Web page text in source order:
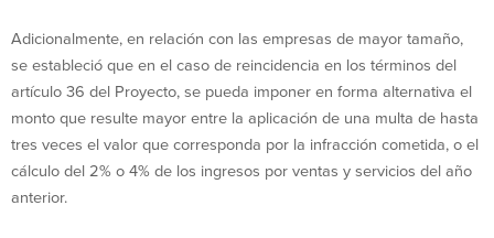
Adicionalmente, en relación con las empresas de mayor tamaño,
se estableció que en el caso de reincidencia en los términos del
artículo 36 del Proyecto, se pueda imponer en forma alternativa el
monto que resulte mayor entre la aplicación de una multa de hasta
tres veces el valor que corresponda por la infracción cometida, o el
cálculo del 2% o 4% de los ingresos por ventas y servicios del año
anterior.